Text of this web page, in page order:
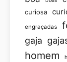
curiosa
engraçadas
gaja
homem